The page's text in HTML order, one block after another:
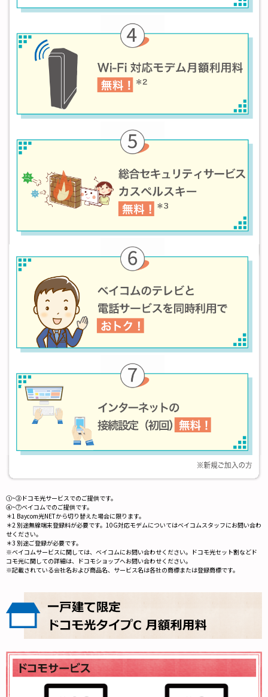
①~③ドコモ光サービスでのご提供です。
④~⑦ベイコムでのご提供です。
＊1 Baycom光NETから切り替えた場合に限ります。
＊2 別途無線端末登録料が必要です。10G対応モデムについてはベイコムスタッフにお問い合わ
せください。
＊3 別途ご登録が必要です。
※ベイコムサービスに関しては、ベイコムにお問い合わせください。ドコモ光セット割などド
コモ光に関しての詳細は、ドコモショップへお問い合わせください。
※記載されている会社名および商品名、サービス名は各社の商標または登録商標です。